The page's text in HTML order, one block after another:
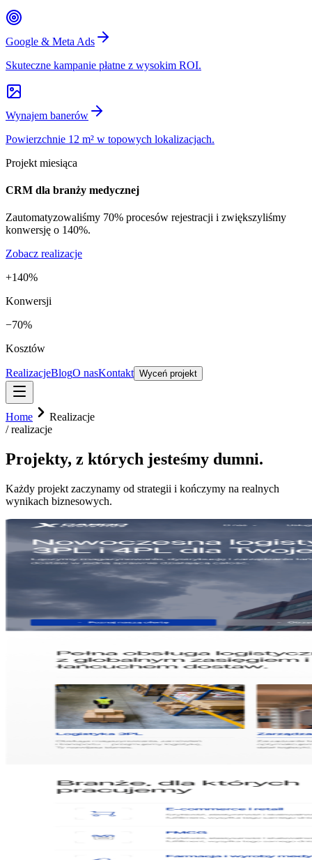
Google & Meta Ads
Skuteczne kampanie płatne z wysokim ROI.
Wynajem banerów
Powierzchnie 12 m² w topowych lokalizacjach.
Projekt miesiąca
CRM dla branży medycznej
Zautomatyzowaliśmy 70% procesów rejestracji i zwiększyliśmy
konwersję o 140%.
Zobacz realizacje
+140%
Konwersji
−70%
Kosztów
RealizacjeBlogO nasKontakt Wyceń projekt
Home
Realizacje
/ realizacje
Projekty, z których jesteśmy dumni.
Każdy projekt zaczynamy od strategii i kończymy na realnych
wynikach biznesowych.